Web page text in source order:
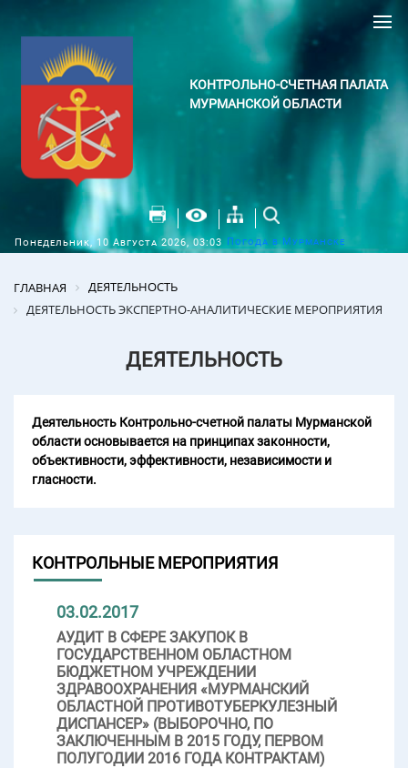
КОНТРОЛЬНО-СЧЕТНАЯ ПАЛАТА
МУРМАНСКОЙ ОБЛАСТИ
Понедельник, 10 Августа 2026, 03:03 Погода в Мурманске
ГЛАВНАЯ
ДЕЯТЕЛЬНОСТЬ
ДЕЯТЕЛЬНОСТЬ ЭКСПЕРТНО-АНАЛИТИЧЕСКИЕ МЕРОПРИЯТИЯ
ДЕЯТЕЛЬНОСТЬ
Деятельность Контрольно-счетной палаты Мурманской
области основывается на принципах законности,
объективности, эффективности, независимости и
гласности.
КОНТРОЛЬНЫЕ МЕРОПРИЯТИЯ
03.02.2017
АУДИТ В СФЕРЕ ЗАКУПОК В
ГОСУДАРСТВЕННОМ ОБЛАСТНОМ
БЮДЖЕТНОМ УЧРЕЖДЕНИИ
ЗДРАВООХРАНЕНИЯ «МУРМАНСКИЙ
ОБЛАСТНОЙ ПРОТИВОТУБЕРКУЛЕЗНЫЙ
ДИСПАНСЕР» (ВЫБОРОЧНО, ПО
ЗАКЛЮЧЕННЫМ В 2015 ГОДУ, ПЕРВОМ
ПОЛУГОДИИ 2016 ГОДА КОНТРАКТАМ)